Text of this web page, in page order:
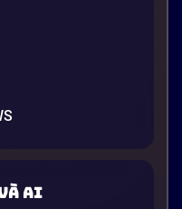
thích đơn giản
nghiệp Việt
ngữ “Generative
lớn lời giải thích
sư, không phải cho
AI